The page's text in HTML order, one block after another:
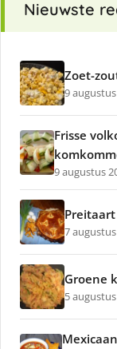
Nieuwste
Zoet-
9
Frisse
9 augustus
7
Groene
5